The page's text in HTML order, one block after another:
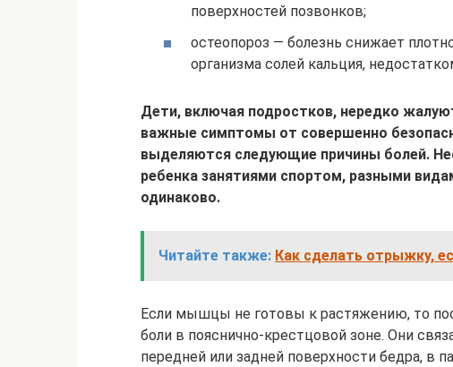
поверхностей позвонков;
остеопороз — болезнь снижает
организма солей кальция,
Дети, включая подростков, нередко
важные симптомы от совершенно
выделяются следующие причины болей.
ребенка занятиями спортом, разными
одинаково.
Читайте также: Как сделать отрыжку,
Если мышцы не готовы к растяжению, то
боли в пояснично-крестцовой зоне. Они
передней или задней поверхности бедра, в